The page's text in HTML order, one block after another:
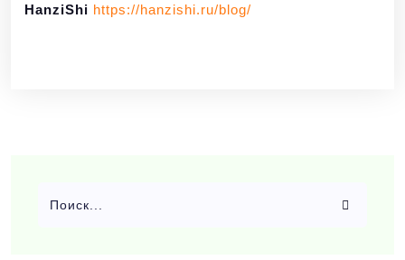
HanziShi https://hanzishi.ru/blog/